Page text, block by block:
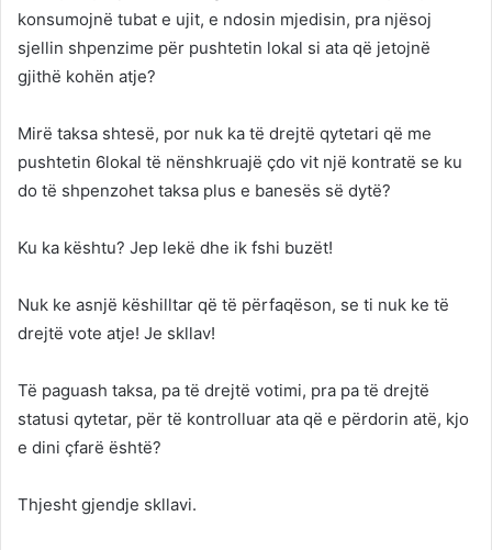
konsumojnë tubat e ujit, e ndosin mjedisin, pra njësoj
sjellin shpenzime për pushtetin lokal si ata që jetojnë
gjithë kohën atje?
Mirë taksa shtesë, por nuk ka të drejtë qytetari që me
pushtetin 6lokal të nënshkruajë çdo vit një kontratë se ku
do të shpenzohet taksa plus e banesës së dytë?
Ku ka kështu? Jep lekë dhe ik fshi buzët!
Nuk ke asnjë këshilltar që të përfaqëson, se ti nuk ke të
drejtë vote atje! Je skllav!
Të paguash taksa, pa të drejtë votimi, pra pa të drejtë
statusi qytetar, për të kontrolluar ata që e përdorin atë, kjo
e dini çfarë është?
Thjesht gjendje skllavi.